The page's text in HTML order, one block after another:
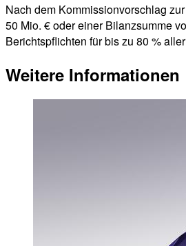
Nach dem Kommissionvorschlag
50 Mio. € oder einer Bilanzsumme
Berichtspflichten für bis zu 80 %
Weitere Informationen